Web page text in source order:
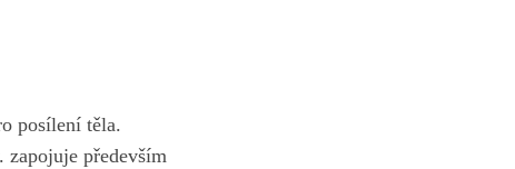
posílení těla.
zapojuje především